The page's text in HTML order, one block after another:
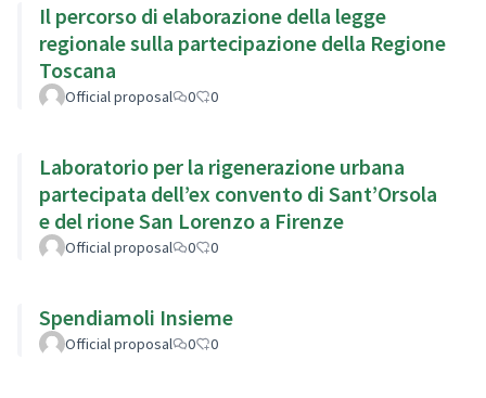
Il percorso di elaborazione della legge
regionale sulla partecipazione della Regione
Toscana
Official proposal 0 0
Laboratorio per la rigenerazione urbana
partecipata dell’ex convento di Sant’Orsola
e del rione San Lorenzo a Firenze
Official proposal 0 0
Spendiamoli Insieme
Official proposal 0 0